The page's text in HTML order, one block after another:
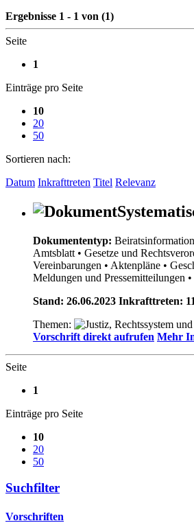
Ergebnisse 1 - 1 von (1)
Seite
1
Einträge pro Seite
10
20
50
Sortieren nach:
Datum Inkrafttreten Titel Relevanz
Dokumententyp:
Amtsblatt • Gesetze und
Vereinbarungen • Aktenpläne •
Meldungen und Pressemitteilungen
Stand: 26.06.2023 Inkrafttreten:
Themen:
Vorschrift direkt aufrufen Mehr
Seite
1
Einträge pro Seite
10
20
50
Suchfilter
Vorschriften